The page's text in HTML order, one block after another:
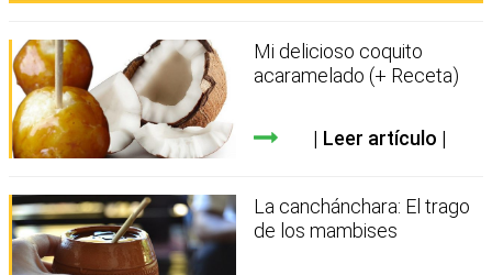
Mi delicioso coquito
acaramelado (+ Receta)
Leer artículo
La canchánchara: El trago
de los mambises